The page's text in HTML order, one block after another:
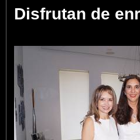
Disfrutan de